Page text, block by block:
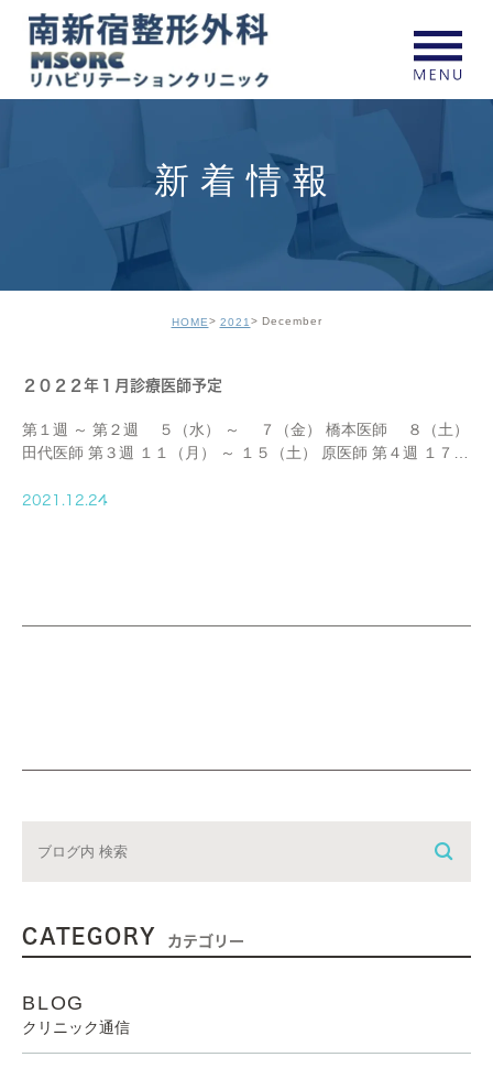
新着情報
HOME 2021 December
２０２２年１月診療医師予定
第１週 ～ 第２週 ５（水） ～ ７（金） 橋本医師 ８（土）
田代医師 第３週 １１（月） ～ １５（土） 原医師 第４週 １７
（月） ～ ２９（土） 郷原医師 第６週 ３１（月） ～ 2/4（金）
2021.12.24
CATEGORY カテゴリー
BLOG
クリニック通信